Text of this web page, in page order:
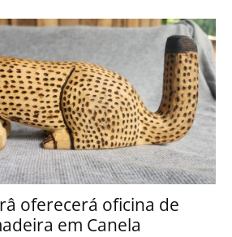
oferecerá oficina de
em Canela